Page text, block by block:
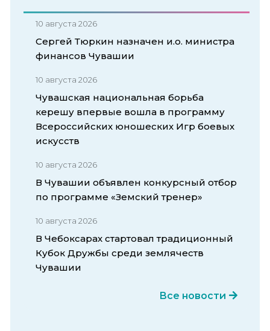
10 августа 2026
Сергей Тюркин назначен и.о. министра
финансов Чувашии
10 августа 2026
Чувашская национальная борьба
керешу впервые вошла в программу
Всероссийских юношеских Игр боевых
искусств
10 августа 2026
В Чувашии объявлен конкурсный отбор
по программе «Земский тренер»
10 августа 2026
В Чебоксарах стартовал традиционный
Кубок Дружбы среди землячеств
Чувашии
Все новости